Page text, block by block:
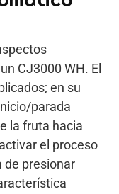
CJ3000 WH. El
en su
parada
la fruta hacia
el proceso
de presionar